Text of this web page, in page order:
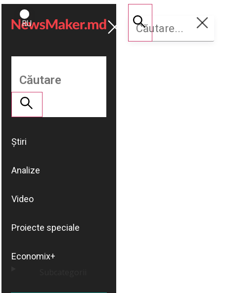
ROMÂNĂ
RU
Susține
NM
Știri
Analize
Video
Proiecte speciale
Economix+